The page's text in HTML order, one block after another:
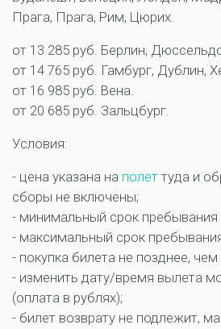
Прага, Прага, Рим, Цюрих.
от 13 285 руб. Берлин,
от 14 765 руб. Гамбург, Дублин,
от 16 985 руб. Вена.
от 20 685 руб. Зальцбург.
Условия:
- цена указана на полет туда и
сборы не включены;
- минимальный срок пребывания
- максимальный срок
- покупка билета не позднее,
- изменить дату/время вылета
(оплата в рублях);
- билет возврату не подлежит,